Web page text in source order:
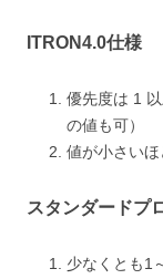
ITRON4.0仕様
優先度は 1
の値も可）
値が小さいほ
スタンダードプ
少なくとも1